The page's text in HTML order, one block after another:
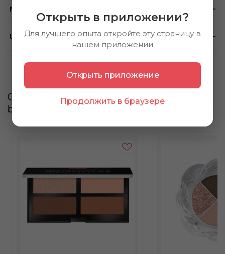
Открыть в приложении?
Для лучшего опыта откройте эту страницу в
нашем приложении
Открыть приложение
Продолжить в браузере
Note
Using method
Customers also
bought